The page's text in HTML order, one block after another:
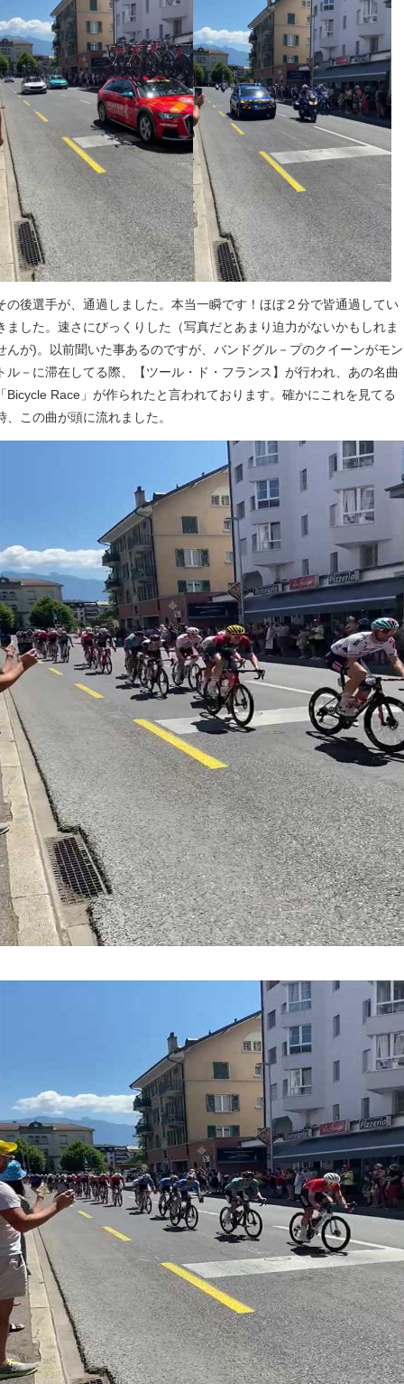
の後選手が、通過しました。本当一瞬です！ほぼ２分で皆通過してい
ました。速さにびっくりした（写真だとあまり迫力がないかもしれま
んが)。以前聞いた事あるのですが、バンドグル－プのクイーンがモン
ル－に滞在してる際、【ツール・ド・フランス】が行われ、あの名曲
Bicycle Race」が作られたと言われております。確かにこれを見てる
、この曲が頭に流れました。